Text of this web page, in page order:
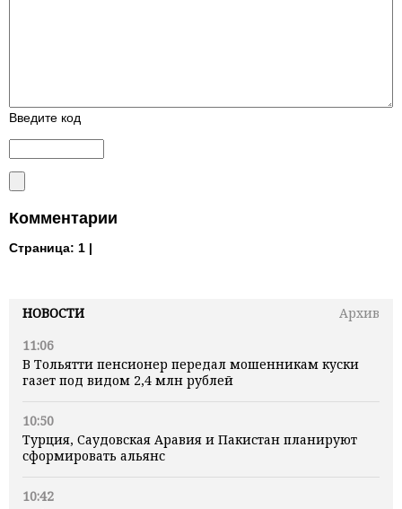
НОВОСТИ
Архив
11:06
В Тольятти пенсионер передал мошенникам куски
газет под видом 2,4 млн рублей
10:50
Турция, Саудовская Аравия и Пакистан планируют
сформировать альянс
10:42
Введите код
Комментарии
Страница: 1 |